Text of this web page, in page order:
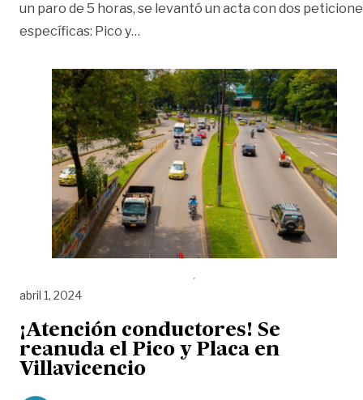
un paro de 5 horas, se levantó un acta con dos
específicas: Pico y…
abril 1, 2024
¡Atención conductores! Se
reanuda el Pico y Placa en
Villavicencio